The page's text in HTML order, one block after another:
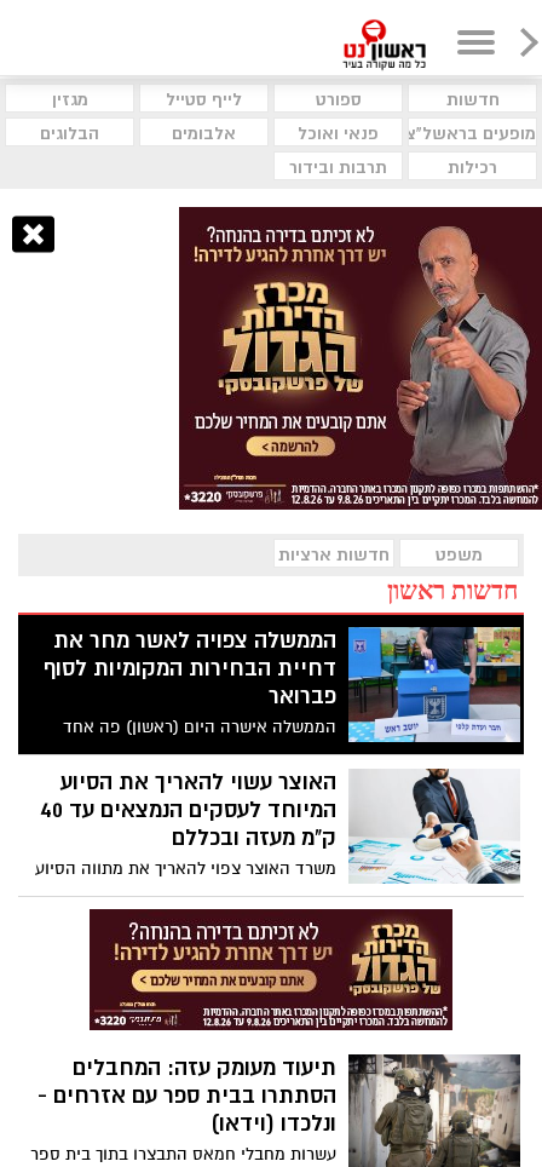
חדשות ספורט לייף סטייל
מגזין
מופעים בראשל"צ
פנאי ואוכל אלבומים
הבלוגים
רכילות
תרבות ובידור
משפט חדשות ארציות
חדשות ראשון
הממשלה צפויה לאשר מחר את
דחיית הבחירות המקומיות לסוף
פברואר
הממשלה אישרה היום (ראשון) פה אחד
בישיבתה השבועית את דחיית הבחירות
המקומיות ל27 בפברואר. הדחייה באה עקב
לחץ בקואליציה ועתירות לבג"ץ על דחיית
הבחירות על מנת להתחשב במתמודדים
משרתי מילואים.
האוצר עשוי להאריך את הסיוע
המיוחד לעסקים הנמצאים עד 40
ק"מ מעזה ובכללם
משרד האוצר צפוי להאריך את מתווה הסיוע
ליישובים שהוגדרו כ"אזור מיוחד" לחודש
נובמבר. כלומר- עסקים ביישובים במרחק של
20-40 ק"מ מרצועת עזה וביישובים שהוגדרו
בהנחיות כוחות הביטחון כמצויים במיקומים
רגישים, יזכו לפיצויים מוגדלים על נזק עדיף
מהשפעות המלחמה בהשוואה לעסקים בשאר
תיעוד מעומק עזה: המחבלים
הסתתרו בבית ספר עם אזרחים -
ונלכדו (וידאו)
עשרות מחבלי חמאס התבצרו בתוך בית ספר